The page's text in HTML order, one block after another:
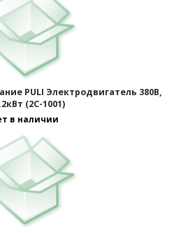
PULI Электродвигатель 380В,
(2C-1001)
в наличии